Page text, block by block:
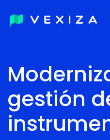
PT-
BR
gestión